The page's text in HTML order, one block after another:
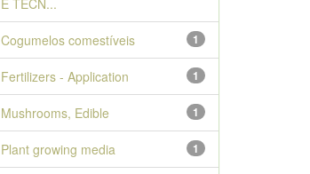
E TECN...
1
Cogumelos comestíveis
1
Fertilizers - Application
1
Mushrooms, Edible
1
Plant growing media